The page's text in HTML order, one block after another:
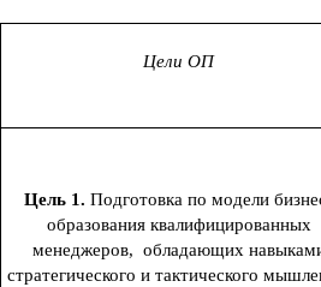
Цели ОП
Цель 1. Подготовка по модели
образования квалифицированных
менеджеров, обладающих
стратегического и тактического